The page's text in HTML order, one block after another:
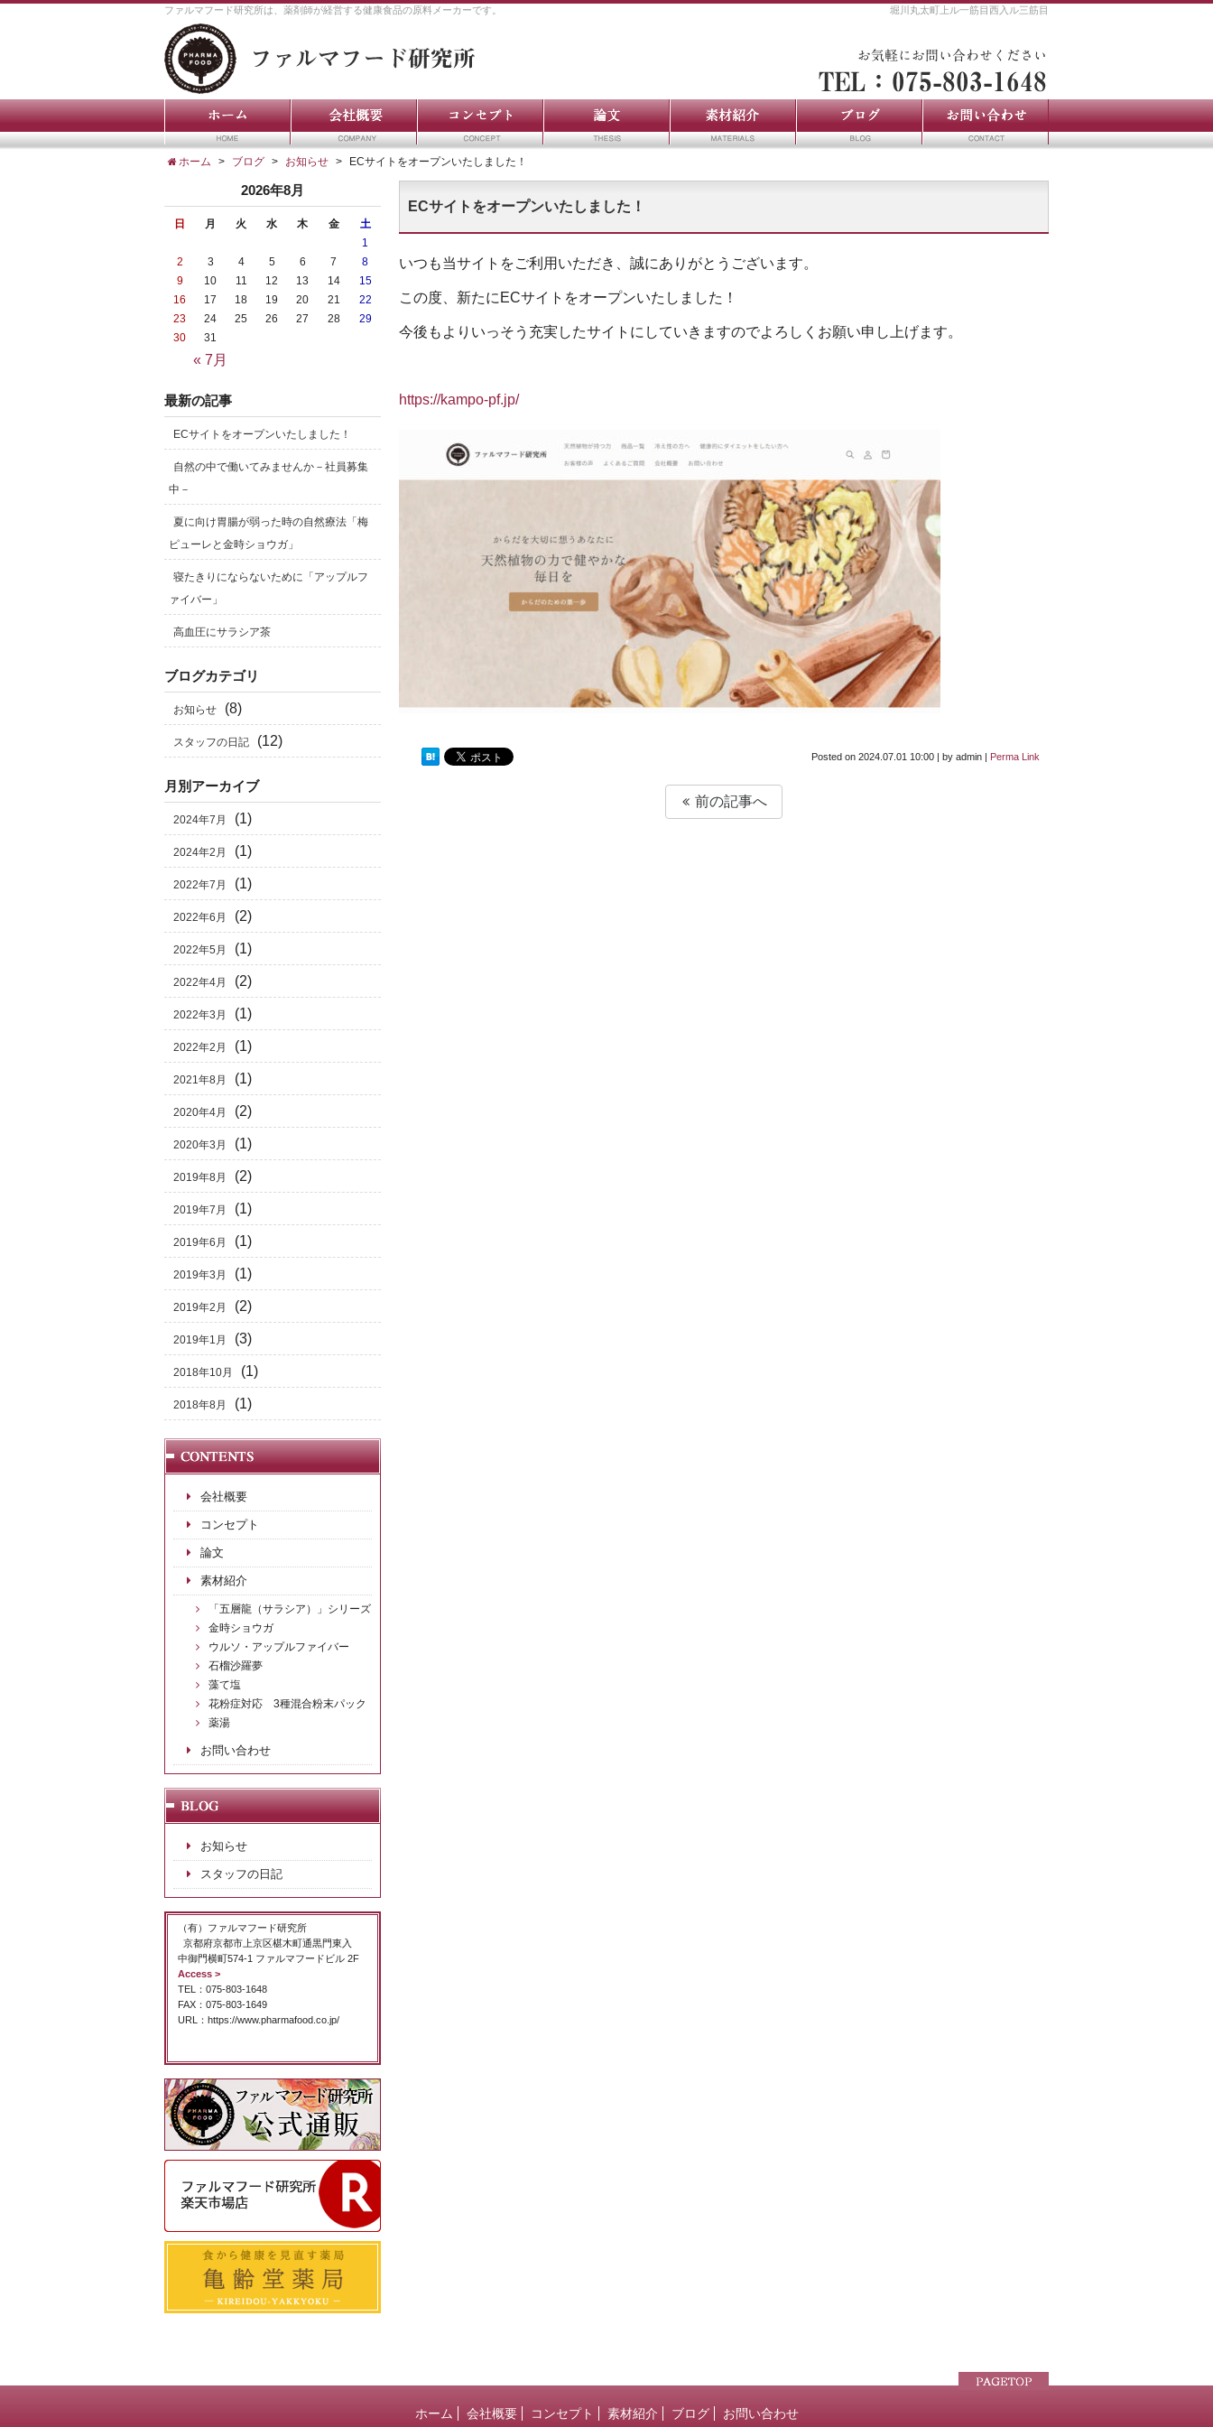
ファルマフード研究所は、薬剤師が経営する健康食品の原料メーカーです。 堀川丸太町上ル一筋目西入ル三筋目
ホーム ブログ お知らせ ECサイトをオープンいたしました！
ECサイトをオープンいたしました！
いつも当サイトをご利用いただき、誠にありがとうございます。
この度、新たにECサイトをオープンいたしました！
今後もよりいっそう充実したサイトにしていきますのでよろしくお願い申し上げます。
https://kampo-pf.jp/
Posted on 2024.07.01 10:00 | by admin | Perma Link
前の記事へ
2026年8月
日 月 火 水 木 金 土
« 7月
1
2
3 4 5 6 7
8
9
10 11 12 13 14
15
16
17 18 19 20 21
22
23
24 25 26 27 28
29
30
31
最新の記事
ECサイトをオープンいたしました！
自然の中で働いてみませんか－社員募集
中－
夏に向け胃腸が弱った時の自然療法「梅
ピューレと金時ショウガ」
寝たきりにならないために「アップルフ
ァイバー」
高血圧にサラシア茶
ブログカテゴリ
お知らせ (8)
スタッフの日記 (12)
月別アーカイブ
2024年7月 (1)
2024年2月 (1)
2022年7月 (1)
2022年6月 (2)
2022年5月 (1)
2022年4月 (2)
2022年3月 (1)
2022年2月 (1)
2021年8月 (1)
2020年4月 (2)
2020年3月 (1)
2019年8月 (2)
2019年7月 (1)
2019年6月 (1)
2019年3月 (1)
2019年2月 (2)
2019年1月 (3)
2018年10月 (1)
2018年8月 (1)
会社概要
コンセプト
論文
素材紹介
「五層龍（サラシア）」シリーズ
金時ショウガ
ウルソ・アップルファイバー
石榴沙羅夢
藻て塩
花粉症対応 3種混合粉末パック
薬湯
お問い合わせ
お知らせ
スタッフの日記
（有）ファルマフード研究所
京都府京都市上京区椹木町通黒門東入
中御門横町574-1 ファルマフードビル 2F
Access >
TEL：075-803-1648
FAX：075-803-1649
URL：https://www.pharmafood.co.jp/
ホーム 会社概要 コンセプト 素材紹介 ブログ お問い合わせ